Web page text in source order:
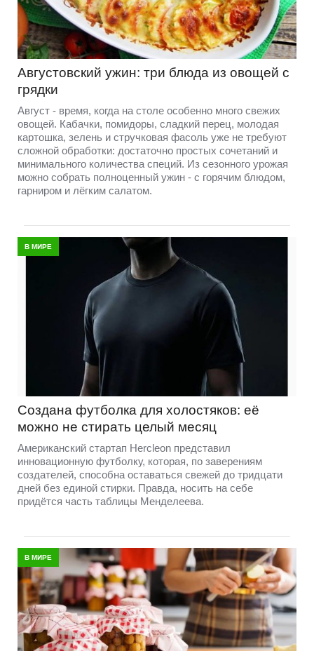
Августовский ужин: три блюда из овощей с
грядки
Август - время, когда на столе особенно много свежих
овощей. Кабачки, помидоры, сладкий перец, молодая
картошка, зелень и стручковая фасоль уже не требуют
сложной обработки: достаточно простых сочетаний и
минимального количества специй. Из сезонного урожая
можно собрать полноценный ужин - с горячим блюдом,
гарниром и лёгким салатом.
В МИРЕ
Создана футболка для холостяков: её
можно не стирать целый месяц
Американский стартап Hercleon представил
инновационную футболку, которая, по заверениям
создателей, способна оставаться свежей до тридцати
дней без единой стирки. Правда, носить на себе
придётся часть таблицы Менделеева.
В МИРЕ